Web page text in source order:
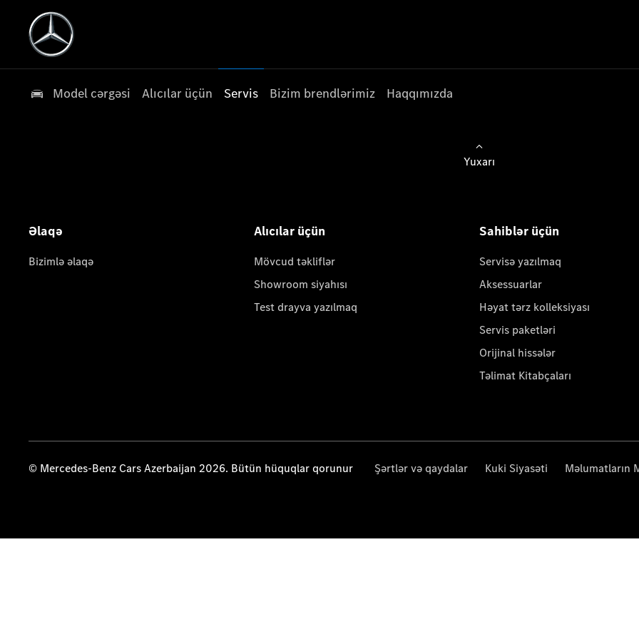
Model cərgəsi Alıcılar üçün Servis Bizim brendlərimiz Haqqımızda
Yuxarı
Əlaqə
Bizimlə əlaqə
Alıcılar üçün
Mövcud təkliflər
Showroom siyahısı
Test drayva yazılmaq
Sahiblər üçün
Servisə yazılmaq
Aksessuarlar
Həyat tərz kolleksiyası
Servis paketləri
Orijinal hissələr
Təlimat Kitabçaları
© Mercedes-Benz Cars Azerbaijan 2026. Bütün hüquqlar qorunur Şərtlər və qaydalar Kuki Siyasəti Məlumatların